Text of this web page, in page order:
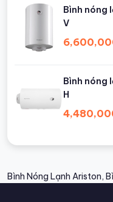
Bình nóng
V
Bình nóng
H
Bình Nóng Lạnh Ariston,